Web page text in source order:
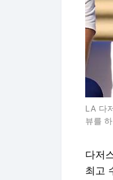
LA 다
뷰를
다저
최고